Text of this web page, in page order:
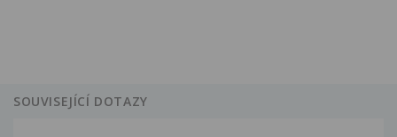
SOUVISEJÍCÍ DOTAZY